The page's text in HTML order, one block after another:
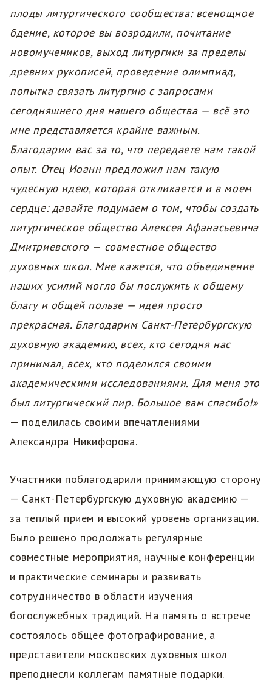
плоды литургического сообщества: всенощное
бдение, которое вы возродили, почитание
новомучеников, выход литургики за пределы
древних рукописей, проведение олимпиад,
попытка связать литургию с запросами
сегодняшнего дня нашего общества — всё это
мне представляется крайне важным.
Благодарим вас за то, что передаете нам такой
опыт. Отец Иоанн предложил нам такую
чудесную идею, которая откликается и в моем
сердце: давайте подумаем о том, чтобы создать
литургическое общество Алексея Афанасьевича
Дмитриевского — совместное общество
духовных школ. Мне кажется, что объединение
наших усилий могло бы послужить к общему
благу и общей пользе — идея просто
прекрасная. Благодарим Санкт-Петербургскую
духовную академию, всех, кто сегодня нас
принимал, всех, кто поделился своими
академическими исследованиями. Для меня это
был литургический пир. Большое вам спасибо!»
— поделилась своими впечатлениями
Александра Никифорова.
Участники поблагодарили принимающую сторону
— Санкт-Петербургскую духовную академию —
за теплый прием и высокий уровень организации.
Было решено продолжать регулярные
совместные мероприятия, научные конференции
и практические семинары и развивать
сотрудничество в области изучения
богослужебных традиций. На память о встрече
состоялось общее фотографирование, а
представители московских духовных школ
преподнесли коллегам памятные подарки.